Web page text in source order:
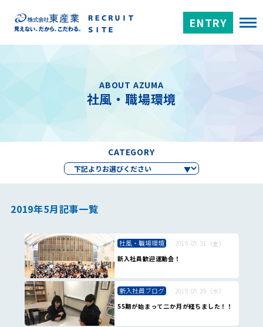
ENTRY
ABOUT AZUMA
社風・職場環境
CATEGORY
2019年5月記事一覧
社風・職場環境
2019.05.31（金）
新入社員歓迎運動会！
新入社員ブログ
2019.05.29（水）
55期が始まって二か月が経ちました！！